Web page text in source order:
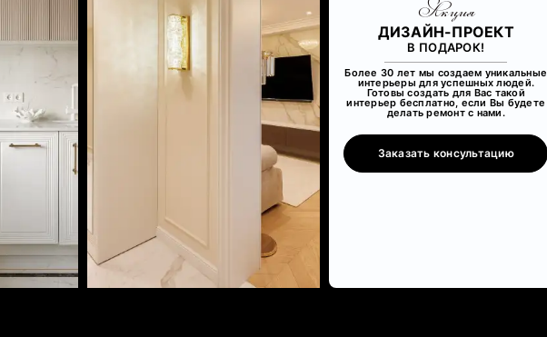
Акция
ДИЗАЙН-ПРОЕКТ
В ПОДАРОК!
Более 30 лет мы создаем уникальные
интерьеры для успешных людей.
Готовы создать для Вас такой
интерьер бесплатно, если Вы будете
делать ремонт с нами.
Заказать консультацию